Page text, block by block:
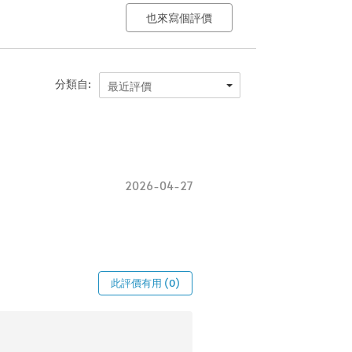
也來寫個評價
分類自: 最近評價
2026-04-27
此評價有用 (0)